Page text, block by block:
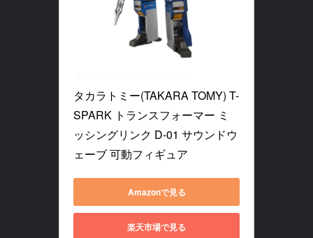
タカラトミー(TAKARA TOMY) T-
SPARK トランスフォーマー ミ
ッシングリンク D-01 サウンドウ
ェーブ 可動フィギュア
Amazonで見る
楽天市場で見る